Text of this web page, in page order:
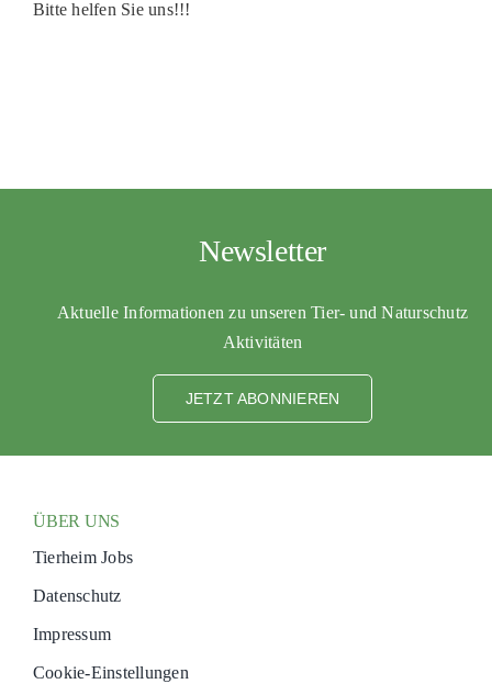
Bitte helfen Sie uns!!!
Newsletter
Aktuelle Informationen zu unseren Tier- und Naturschutz
Aktivitäten
JETZT ABONNIEREN
ÜBER UNS
Tierheim Jobs
Datenschutz
Impressum
Cookie-Einstellungen